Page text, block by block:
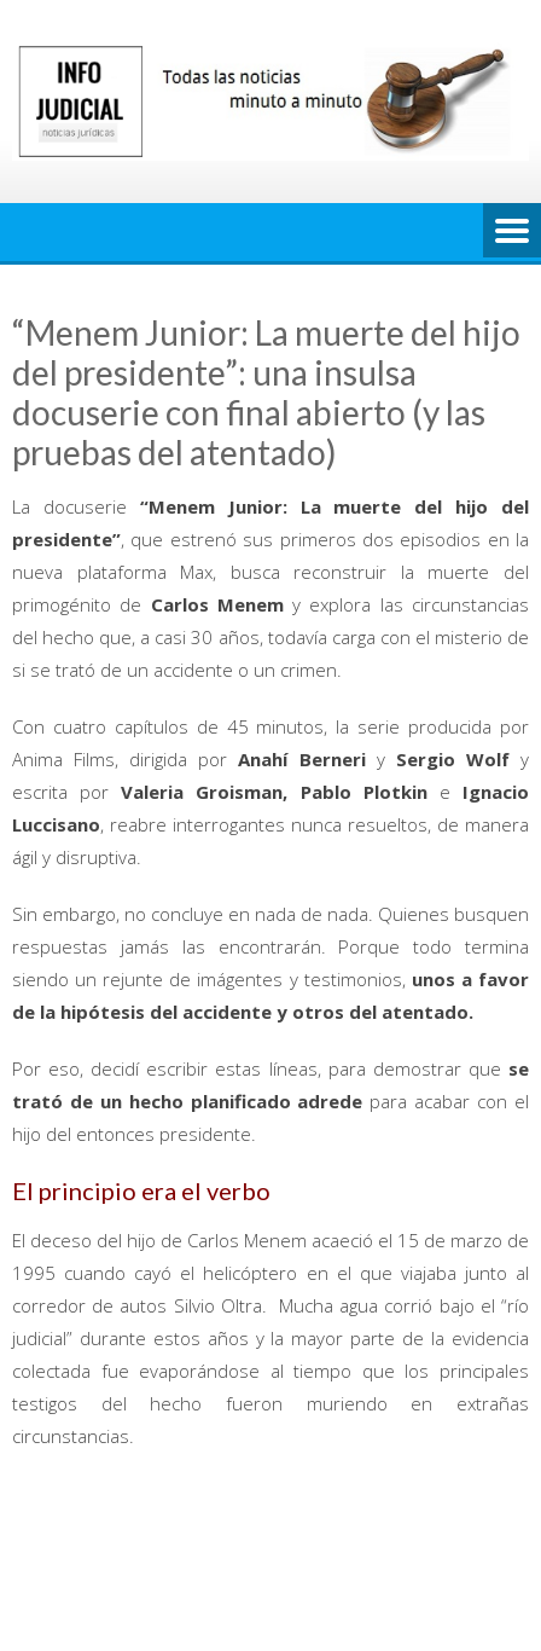
contenido
“Menem Junior: La muerte del hijo
del presidente”: una insulsa
docuserie con final abierto (y las
pruebas del atentado)
La docuserie “Menem Junior: La muerte del hijo del
presidente”, que estrenó sus primeros dos episodios en la
nueva plataforma Max, busca reconstruir la muerte del
primogénito de Carlos Menemy explora las circunstancias
del hecho que, a casi 30 años, todavía carga con el misterio de
si se trató de un accidente o un crimen.
Con cuatro capítulos de 45 minutos, la serie producida por
Anima Films, dirigida porAnahí Berneri ySergio Wolfy
escrita porValeria Groisman, Pablo Plotkin e Ignacio
Luccisano, reabre interrogantes nunca resueltos, de manera
ágil y disruptiva.
Sin embargo, no concluye en nada de nada. Quienes busquen
respuestas jamás las encontrarán. Porque todo termina
siendo un rejunte de imágentes y testimonios, unos a favor
de la hipótesis del accidente y otros del atentado.
Por eso, decidí escribir estas líneas, para demostrar que se
trató de un hecho planificado adrede para acabar con el
hijo del entonces presidente.
El principio era el verbo
El deceso del hijo de Carlos Menem acaeció el 15 de marzo de
1995 cuando cayó el helicóptero en el que viajaba junto al
corredor de autos Silvio Oltra. Mucha agua corrió bajo el “río
judicial” durante estos años y la mayor parte de la evidencia
colectada fue evaporándose al tiempo que los principales
testigos del hecho fueron muriendo en extrañas
circunstancias.